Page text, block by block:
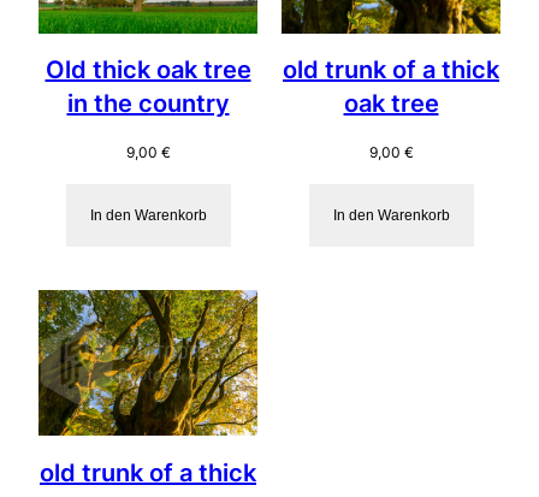
Old thick oak tree
in the country
9,00 €
In den Warenkorb
old trunk of a thick
oak tree
9,00 €
In den Warenkorb
old trunk of a thick